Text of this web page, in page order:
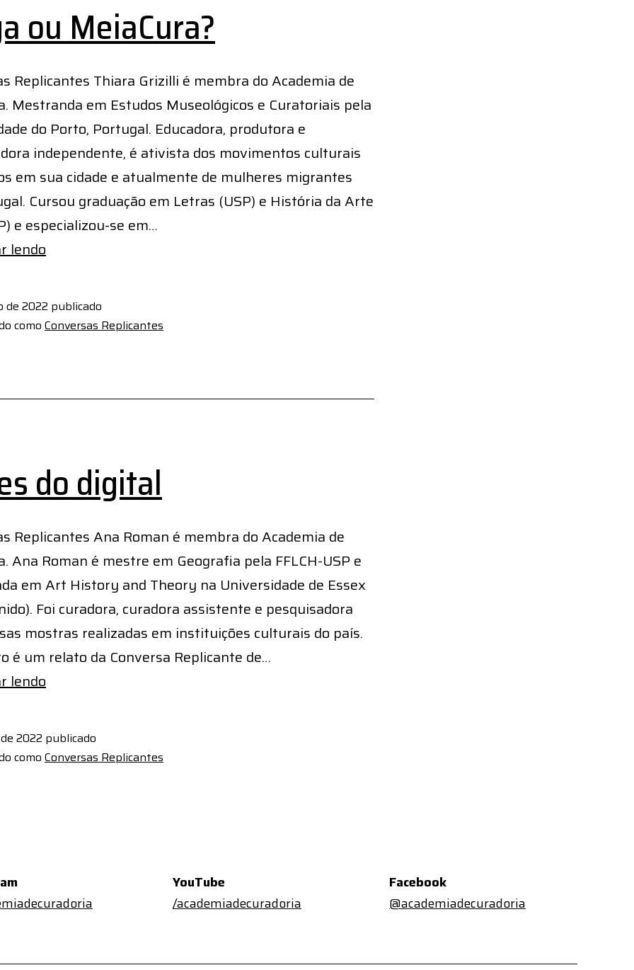
ou MeiaCura?
Replicantes Thiara Grizilli é membra do Academia de
Mestranda em Estudos Museológicos e Curatoriais pela
do Porto, Portugal. Educadora, produtora e
independente, é ativista dos movimentos culturais
em sua cidade e atualmente de mulheres migrantes
Cursou graduação em Letras (USP) e História da Arte
e especializou-se em…
lendo
MeiaCura?
de 2022 publicado
como Conversas Replicantes
do digital
Replicantes Ana Roman é membra do Academia de
Ana Roman é mestre em Geografia pela FFLCH-USP e
em Art History and Theory na Universidade de Essex
Foi curadora, curadora assistente e pesquisadora
mostras realizadas em instituições culturais do país.
é um relato da Conversa Replicante de…
lendo
digital
2022 publicado
como Conversas Replicantes
YouTube
/academiadecuradoria
Facebook
@academiadecuradoria